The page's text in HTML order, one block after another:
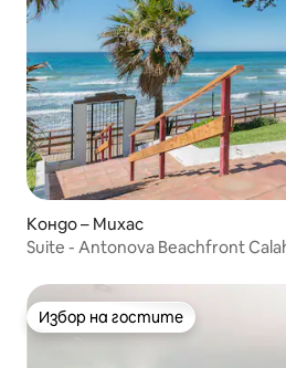
Кондо – Михас
Suite - Antonova Beachfront
Избор на гостите
Избор на гостите